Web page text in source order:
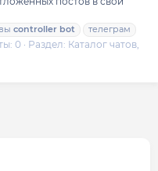
controller bot
телеграм
0 Раздел: Каталог чатов,